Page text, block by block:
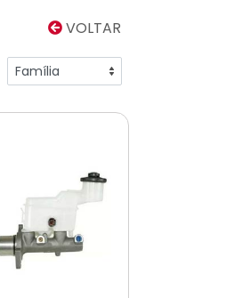
VOLTAR